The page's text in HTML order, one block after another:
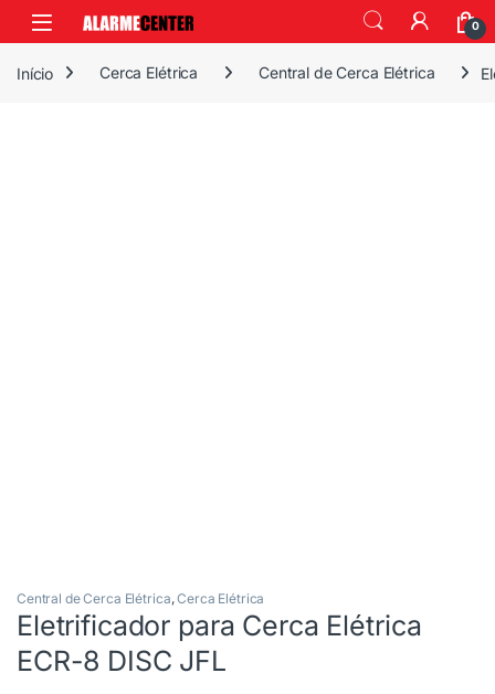
0
Início Cerca Elétrica Central de Cerca Elétrica
Central de Cerca Elétrica,Cerca Elétrica
Eletrificador para Cerca Elétrica
ECR-8 DISC JFL